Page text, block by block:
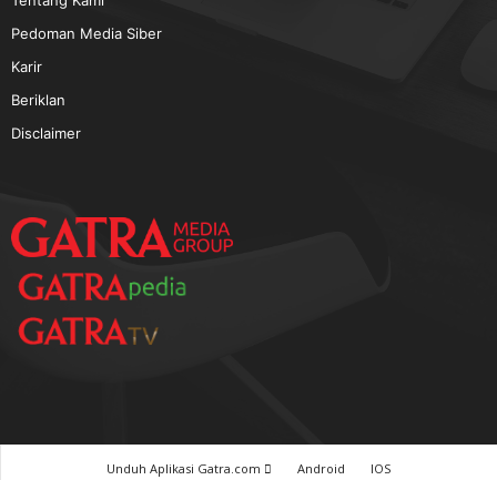
TERPOPULER
Baca GATRA Baru Bicara